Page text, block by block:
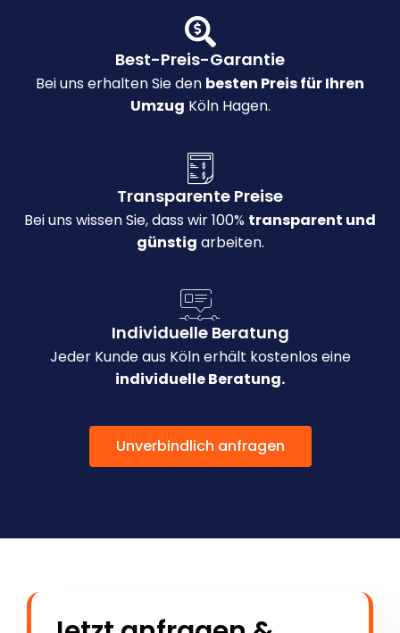
Best-Preis-Garantie
Bei uns erhalten Sie den besten Preis für Ihren
Umzug Köln Hagen.
Transparente Preise
Bei uns wissen Sie, dass wir 100% transparent und
günstig arbeiten.
Individuelle Beratung
Jeder Kunde aus Köln erhält kostenlos eine
individuelle Beratung.
Unverbindlich anfragen